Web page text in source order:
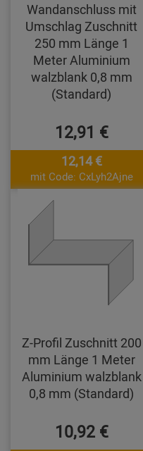
Wandanschluss mit
Umschlag Zuschnitt
250 mm Länge 1
Meter Aluminium
walzblank 0,8 mm
(Standard)
12,91 €
12,14 €
mit Code: CxLyh2Ajne
Z-Profil Zuschnitt 200
mm Länge 1 Meter
Aluminium walzblank
0,8 mm (Standard)
10,92 €